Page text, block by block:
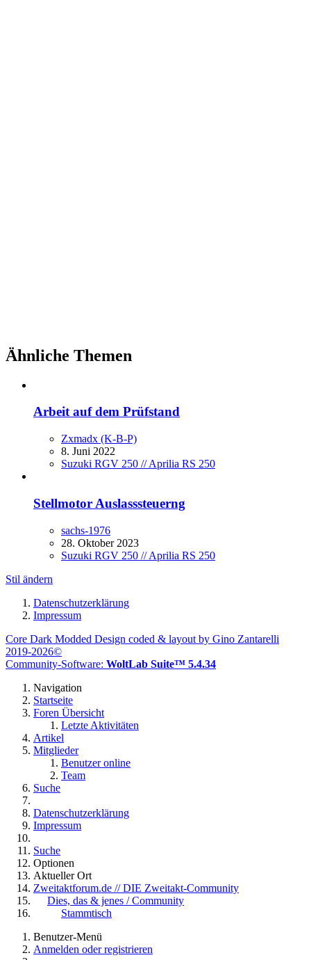
Ähnliche Themen
Arbeit auf dem Prüfstand
Zxmadx (K-B-P)
8. Juni 2022
Suzuki RGV 250 // Aprilia RS 250
Stellmotor Auslasssteuerng
sachs-1976
28. Oktober 2023
Suzuki RGV 250 // Aprilia RS 250
Stil ändern
Datenschutzerklärung
Impressum
Core Dark Modded Design coded & layout by Gino Zantarelli
2019-2026©
Community-Software: WoltLab Suite™ 5.4.34
Navigation
Startseite
Foren Übersicht
Letzte Aktivitäten
Artikel
Mitglieder
Benutzer online
Team
Suche
Datenschutzerklärung
Impressum
Suche
Optionen
Aktueller Ort
Zweitaktforum.de // DIE Zweitakt-Community
Dies, das & jenes / Community
Stammtisch
Benutzer-Menü
Anmelden oder registrieren